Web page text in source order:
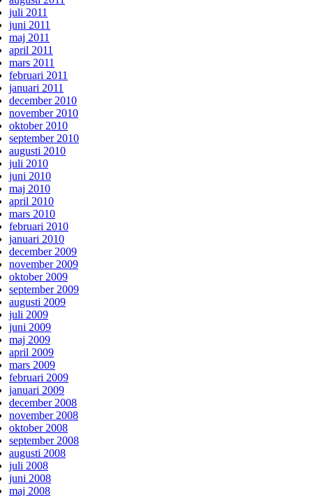
juli 2011
juni 2011
maj 2011
april 2011
mars 2011
februari 2011
januari 2011
december 2010
november 2010
oktober 2010
september 2010
augusti 2010
juli 2010
juni 2010
maj 2010
april 2010
mars 2010
februari 2010
januari 2010
december 2009
november 2009
oktober 2009
september 2009
augusti 2009
juli 2009
juni 2009
maj 2009
april 2009
mars 2009
februari 2009
januari 2009
december 2008
november 2008
oktober 2008
september 2008
augusti 2008
juli 2008
juni 2008
maj 2008